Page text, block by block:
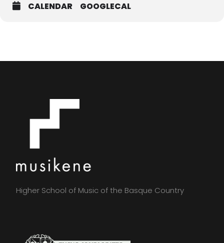
CALENDAR GOOGLECAL
Higher School of Music of the Basque Country